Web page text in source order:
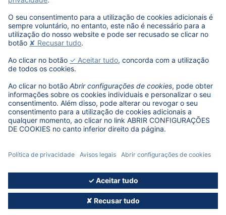
Mais informação?
¡Contacte-nos!
© 2026, DAT AUTÓMOVIL IBÉRICA S.L.U - Version 5.11.09
AVISO
DECLARAÇÃO DE
ABRIR CONFIGURAÇÕES
CONDIÇÕES